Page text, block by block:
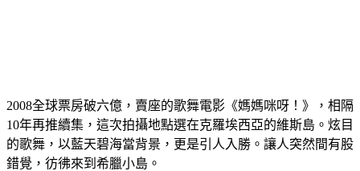
10年再推續集，這次拍攝地點選在克羅埃西亞的維斯島。炫目
的歌舞，以藍天碧海當背景，更是引人入勝。讓人突然間有股
錯覺，彷彿來到希臘小島。